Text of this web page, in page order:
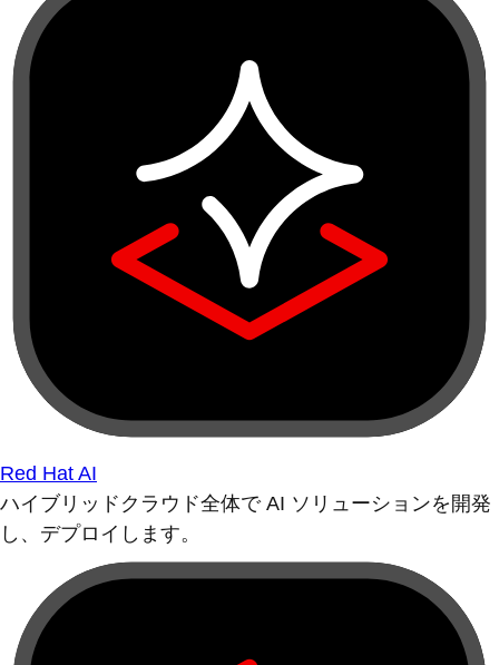
Red Hat AI
ハイブリッドクラウド全体で AI ソリューションを開発
し、デプロイします。